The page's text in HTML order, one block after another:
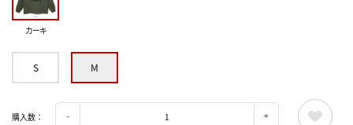
カーキ
S M
購入数：